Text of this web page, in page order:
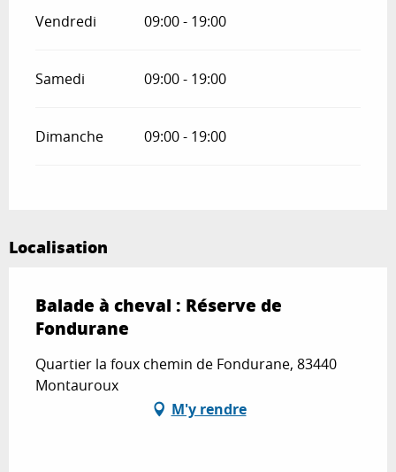
Vendredi 09:00 - 19:00
Samedi 09:00 - 19:00
Dimanche 09:00 - 19:00
Localisation
Balade à cheval : Réserve de
Fondurane
Quartier la foux chemin de Fondurane, 83440
Montauroux
M'y rendre